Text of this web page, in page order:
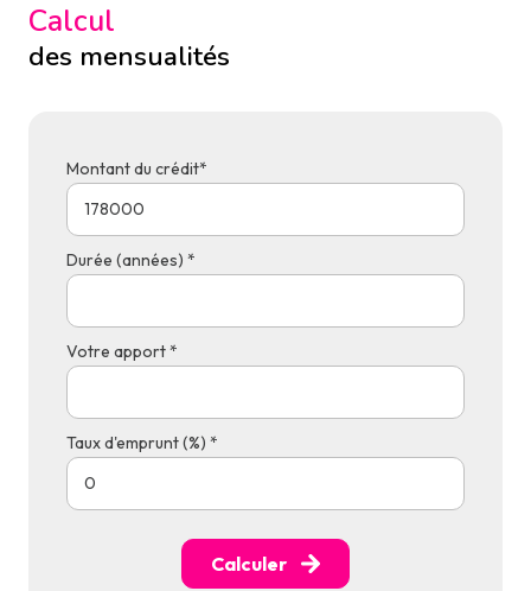
Calcul
des mensualités
Montant du crédit*
Durée (années) *
Votre apport *
Taux d'emprunt (%) *
Calculer